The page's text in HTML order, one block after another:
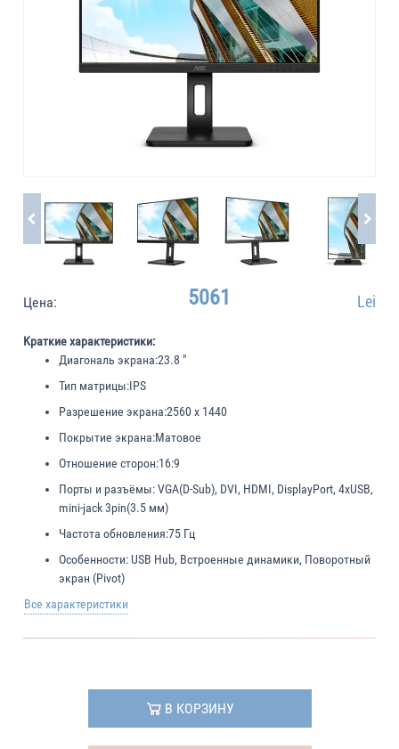
Цена: 5061 Lei
Краткие характеристики:
Диагональ экрана:23.8 "
Тип матрицы:IPS
Разрешение экрана:2560 x 1440
Покрытие экрана:Матовое
Отношение сторон:16:9
Порты и разъёмы:VGA(D-Sub), DVI, HDMI, DisplayPort, 4xUSB,
mini-jack 3pin(3.5 мм)
Частота обновления:75 Гц
Особенности: USB Hub, Встроенные динамики, Поворотный
экран (Pivot)
Все характеристики
В КОРЗИНУ